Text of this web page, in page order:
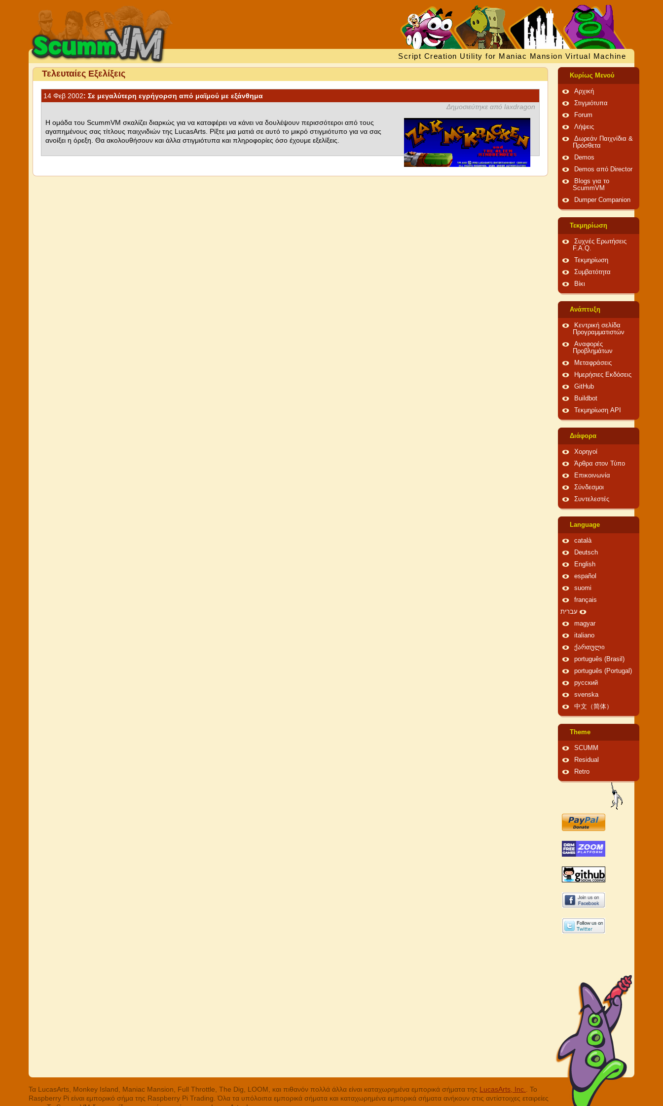
Script Creation Utility for Maniac Mansion Virtual Machine
Τελευταίες Εξελίξεις
14 Φεβ 2002: Σε μεγαλύτερη εγρήγορση από μαϊμού με εξάνθημα
Δημοσιεύτηκε από laxdragon
Η ομάδα του ScummVM σκαλίζει διαρκώς για να καταφέρει να κάνει να δουλέψουν περισσότεροι από τους
αγαπημένους σας τίτλους παιχνιδιών της LucasArts. Ρίξτε μια ματιά σε αυτό το μικρό στιγμιότυπο για να σας
ανοίξει η όρεξη. Θα ακολουθήσουν και άλλα στιγμιότυπα και πληροφορίες όσο έχουμε εξελίξεις.
Κυρίως Μενού
Αρχική
Στιγμιότυπα
Forum
Λήψεις
Δωρεάν Παιχνίδια &
Πρόσθετα
Demos
Demos από Director
Blogs για το
ScummVM
Dumper Companion
Τεκμηρίωση
Συχνές Ερωτήσεις
F.A.Q.
Τεκμηρίωση
Συμβατότητα
Βίκι
Ανάπτυξη
Κεντρική σελίδα
Προγραμματιστών
Αναφορές
Προβλημάτων
Μεταφράσεις
Ημερήσιες Εκδόσεις
GitHub
Buildbot
Τεκμηρίωση API
Διάφορα
Χορηγοί
Άρθρα στον Τύπο
Επικοινωνία
Σύνδεσμοι
Συντελεστές
Language
català
Deutsch
English
español
suomi
français
עברית
magyar
italiano
ქართული
português (Brasil)
português (Portugal)
русский
svenska
中文（简体）
Theme
SCUMM
Residual
Retro
Τα LucasArts, Monkey Island, Maniac Mansion, Full Throttle, The Dig, LOOM, και πιθανόν πολλά άλλα είναι καταχωρημένα εμπορικά σήματα της LucasArts, Inc.
. Το
Raspberry Pi είναι εμπορικό σήμα της Raspberry Pi Trading. Όλα τα υπόλοιπα εμπορικά σήματα και καταχωρημένα εμπορικά σήματα ανήκουν στις αντίστοιχες εταιρείες